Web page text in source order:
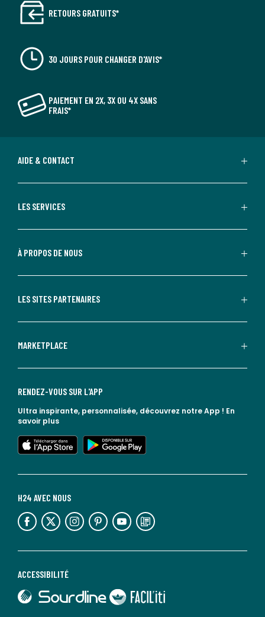
RETOURS GRATUITS*
30 JOURS POUR CHANGER D'AVIS*
PAIEMENT EN 2X, 3X OU 4X SANS
FRAIS*
AIDE & CONTACT
LES SERVICES
À PROPOS DE NOUS
LES SITES PARTENAIRES
MARKETPLACE
ACCESSIBILITÉ
lien vers Sourdline
lien vers Faciliti
H24 AVEC NOUS
lien vers l'espace réseaux sociaux lien vers l'espace réseaux sociaux lien vers l'espace réseaux sociaux lien vers l'espace réseaux sociaux lien vers l'espace réseaux sociaux lien vers le blog la redoute
RENDEZ-VOUS SUR L'APP
Ultra inspirante, personnalisée, découvrez notre App ! En
savoir plus
lien vers l'app store
lien vers google play